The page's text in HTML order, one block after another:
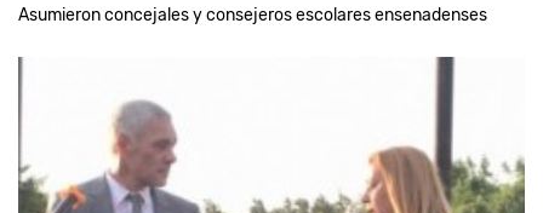
Asumieron concejales y consejeros escolares ensenadenses